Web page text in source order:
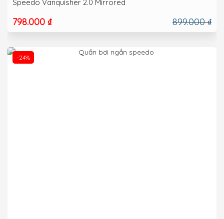
Speedo Vanquisher 2.0 Mirrored
798.000 ₫ 899.000 ₫
-24%